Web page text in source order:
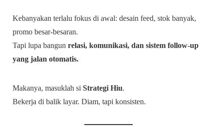
Kebanyakan terlalu fokus di awal: desain feed, stok banyak,
promo besar-besaran.
Tapi lupa bangunrelasi, komunikasi, dan sistem follow-up
yang jalan otomatis.
Makanya, masuklah siStrategi Hiu.
Bekerja di balik layar. Diam, tapi konsisten.